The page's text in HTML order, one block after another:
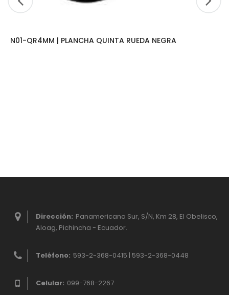
N01-QR4MM | PLANCHA QUINTA RUEDA NEGRA
Dirección: Panamericana Sur, S/N, Km 28, El Obelisco,
Aloag, Pichincha - Ecuador.
Teléfono: 593-2-368-0415 | 593-2-368-0448
Celular: 099-768-2267